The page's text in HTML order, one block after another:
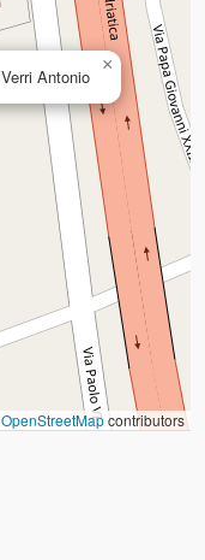
Antonio
×
OpenStreetMapcontributors